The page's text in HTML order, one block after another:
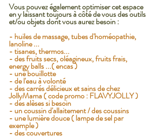
Vous pouvez également optimiser cet espace
en y laissant toujours à côté de vous des outils
et/ou objets dont vous aurez besoin :
- huiles de massage, tubes d'homéopathie,
lanoline ...
- tisanes, thermos...
- des fruits secs, oléagineux, fruits frais,
energy balls ...( encas )
- une bouillotte
- de l'eau à volonté
- des carrés délicieux et sains de chez
JollyMama ( code promo : FLAVYJOLLY )
- des alèses si besoin
- un coussin d'allaitement / des coussins
- une lumière douce ( lampe de sel par
exemple )
- des couvertures